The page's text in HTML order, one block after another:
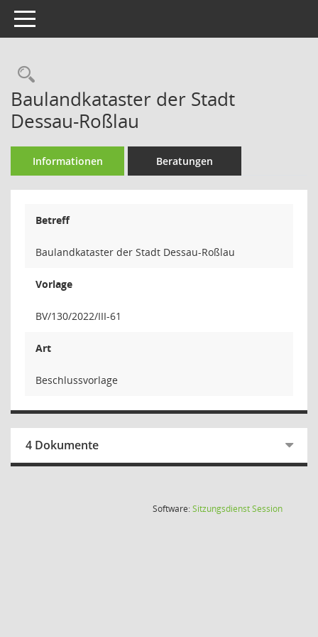
Toggle navigation
Rechercheauswahl
Baulandkataster der Stadt
Dessau-Roßlau
Informationen Beratungen
Betreff
Baulandkataster der Stadt Dessau-Roßlau
Vorlage
BV/130/2022/III-61
Art
Beschlussvorlage
4 Dokumente
Software:SitzungsdienstSession(Wird in